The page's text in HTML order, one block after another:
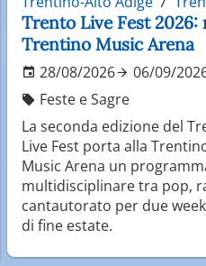
Trento Live Fest 2026:
Trentino Music Arena
28/08/2026
06/09/
Feste e Sagre
La seconda edizione del
Live Fest porta alla
Music Arena un
multidisciplinare tra pop,
cantautorato per due
di fine estate.